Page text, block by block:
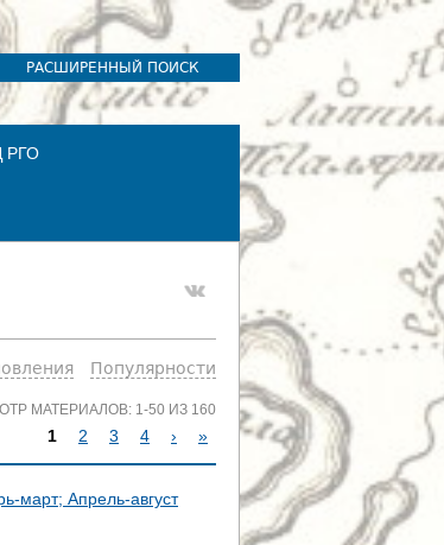
РАСШИРЕННЫЙ ПОИСК
РГО
Популярности
МАТЕРИАЛОВ: 1-50 ИЗ 160
С
1 2 3 4 › »
март; Апрель-август